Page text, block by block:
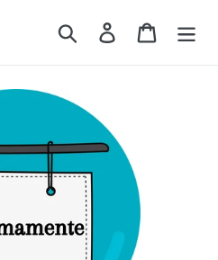
Buscar IngresarCarrito